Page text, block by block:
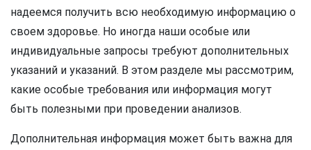
надеемся получить всю необходимую информацию о
своем здоровье. Но иногда наши особые или
индивидуальные запросы требуют дополнительных
указаний и указаний. В этом разделе мы рассмотрим,
какие особые требования или информация могут
быть полезными при проведении анализов.
Дополнительная информация может быть важна для